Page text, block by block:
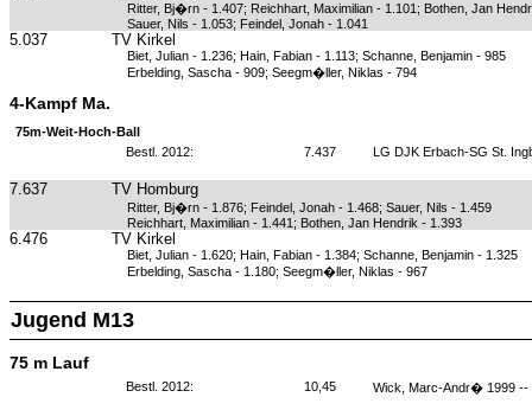
Ritter, Bj�rn - 1.407; Reichhart, Maximilian - 1.101; Bothen, Jan
Sauer, Nils - 1.053; Feindel, Jonah - 1.041
5.037 TV Kirkel
Biet, Julian - 1.236; Hain, Fabian - 1.113; Schanne, Benjamin - 985
Erbelding, Sascha - 909; Seegm�ller, Niklas - 794
4-Kampf Ma.
75m-Weit-Hoch-Ball
Bestl. 2012:
7.437 LG DJK Erbach-SG St.
7.637 TV Homburg
Ritter, Bj�rn - 1.876; Feindel, Jonah - 1.468; Sauer, Nils - 1.459
Reichhart, Maximilian - 1.441; Bothen, Jan Hendrik - 1.393
6.476 TV Kirkel
Biet, Julian - 1.620; Hain, Fabian - 1.384; Schanne, Benjamin - 1.325
Erbelding, Sascha - 1.180; Seegm�ller, Niklas - 967
Jugend M13
75 m Lauf
Bestl. 2012: 10,45 Wick, Marc-Andr� 1999